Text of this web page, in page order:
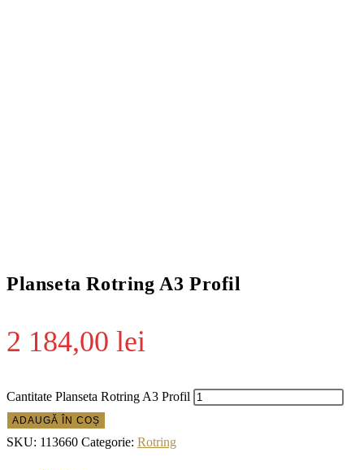
Planseta Rotring A3 Profil
2 184,00 lei
Cantitate Planseta Rotring A3 Profil
ADAUGĂ ÎN COȘ
SKU: 113660 Categorie: Rotring